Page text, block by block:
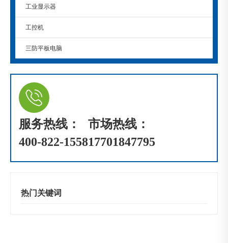
工业显示器
工控机
三防平板电脑
服务热线：
400-822-1558
市场热线：
17701847795
热门关键词